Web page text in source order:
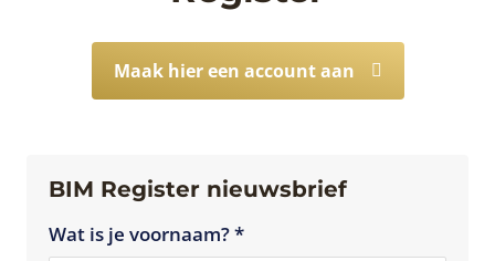
BIM Register nieuwsbrief
Wat is je voornaam? *
Maak hier een account aan